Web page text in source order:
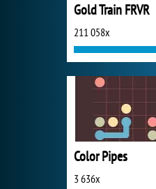
Gold Train FRVR
211 058x
Color Pipes
3 636x